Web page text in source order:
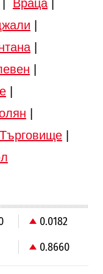
Враца|
|
|
Търговище|
0.0182
0.8660